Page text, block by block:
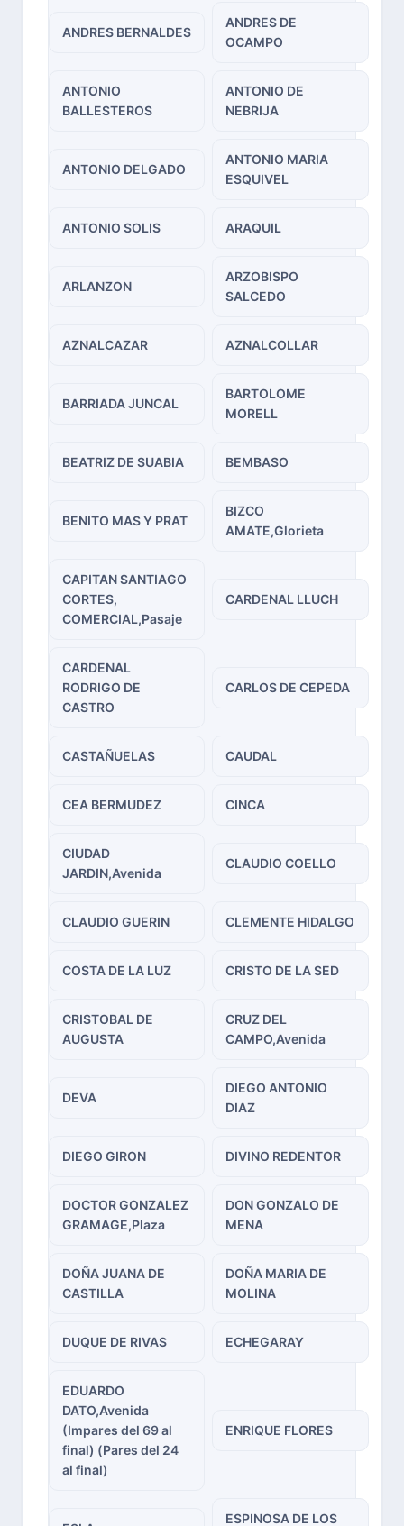
ANDRES BERNALDES
ANDRES DE
OCAMPO
ANTONIO
BALLESTEROS
ANTONIO DE
NEBRIJA
ANTONIO DELGADO
ANTONIO MARIA
ESQUIVEL
ANTONIO SOLIS ARAQUIL
ARLANZON
ARZOBISPO
SALCEDO
AZNALCAZAR AZNALCOLLAR
BARRIADA JUNCAL
BARTOLOME
MORELL
BEATRIZ DE SUABIA BEMBASO
BENITO MAS Y PRAT
BIZCO
AMATE,Glorieta
CAPITAN SANTIAGO
CORTES,
COMERCIAL,Pasaje
CARDENAL LLUCH
CARDENAL
RODRIGO DE
CASTRO
CARLOS DE CEPEDA
CASTAÑUELAS CAUDAL
CEA BERMUDEZ CINCA
CIUDAD
JARDIN,Avenida
CLAUDIO COELLO
CLAUDIO GUERIN CLEMENTE HIDALGO
COSTA DE LA LUZ CRISTO DE LA SED
CRISTOBAL DE
AUGUSTA
CRUZ DEL
CAMPO,Avenida
DEVA
DIEGO ANTONIO
DIAZ
DIEGO GIRON DIVINO REDENTOR
DOCTOR GONZALEZ
GRAMAGE,Plaza
DON GONZALO DE
MENA
DOÑA JUANA DE
CASTILLA
DOÑA MARIA DE
MOLINA
DUQUE DE RIVAS ECHEGARAY
EDUARDO
DATO,Avenida
(Impares del 69 al
final) (Pares del 24
al final)
ENRIQUE FLORES
ESPINOSA DE LOS